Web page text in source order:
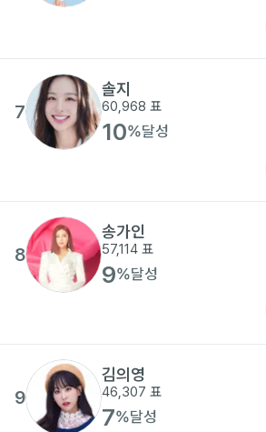
7
솔지
60,968 표
10%달성
8
송가인
57,114 표
9%달성
9
김의영
46,307 표
7%달성